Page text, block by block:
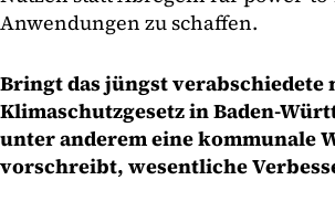
Anwendungen zu schaffen.
Bringt das jüngst verabschiedete
Klimaschutzgesetz in Baden-
unter anderem eine kommunale
vorschreibt, wesentliche